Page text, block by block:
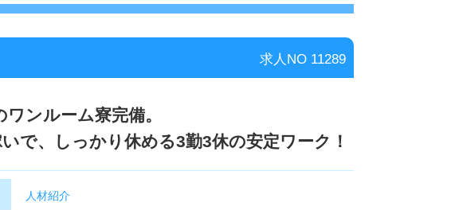
求人NO 11289
ワンルーム寮完備。
で、しっかり休める3勤3休の安定ワーク！
人材紹介